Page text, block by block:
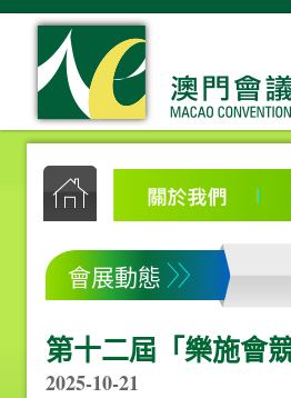
會展動態
第十二屆「樂施會
2025-10-21